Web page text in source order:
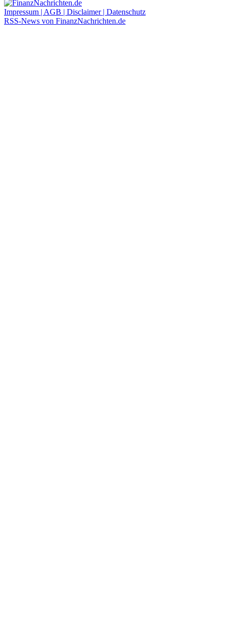
Impressum | AGB | Disclaimer | Datenschutz
RSS-News von FinanzNachrichten.de